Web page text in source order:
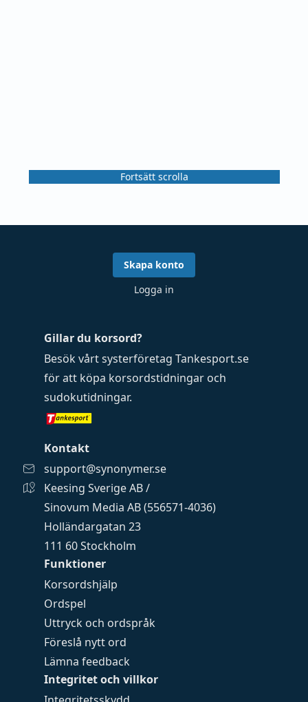
Fortsätt scrolla
Funktioner
Korsordshjälp
Ordspel
Uttryck och ordspråk
Föreslå nytt ord
Lämna feedback
Integritet och villkor
Gillar du korsord?
Besök vårt systerföretag Tankesport.se
för att köpa korsordstidningar och
sudokutidningar.
Kontakt
support@synonymer.se
Keesing Sverige AB /
Sinovum Media AB (556571-4036)
Holländargatan 23
111 60 Stockholm
Skapa konto
Logga in